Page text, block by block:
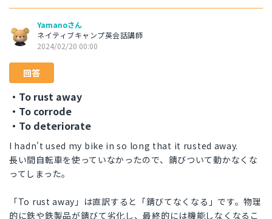
Yamanoさん
ネイティブキャンプ英会話講師
2024/02/20 00:00
回答
・To rust away
・To corrode
・To deteriorate
I hadn't used my bike in so long that it rusted away.
長い間自転車を使っていなかったので、錆びついて動かなくな
ってしまった。
「To rust away」は直訳すると「錆びてなくなる」です。物理
的に鉄や鉄製品が錆びて劣化し、最終的には機能しなくなるこ